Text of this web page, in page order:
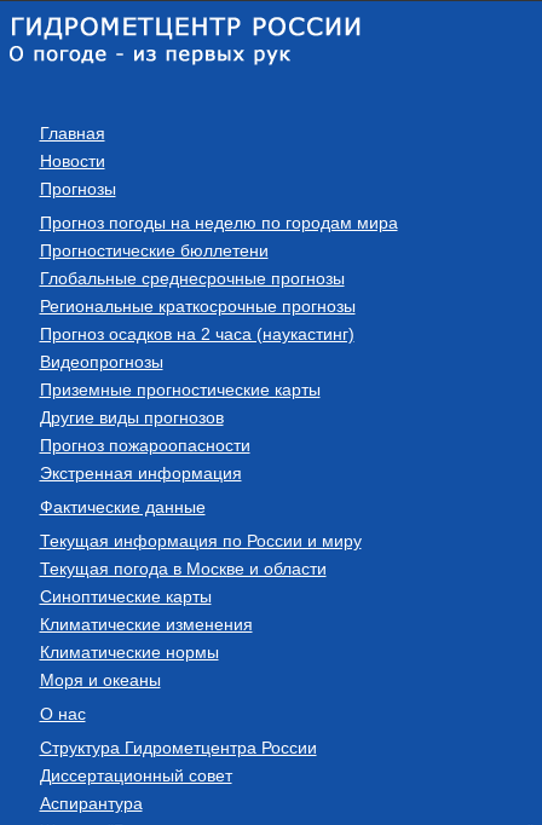
Главная
Новости
Прогнозы
Прогноз погоды на неделю по городам мира
Прогностические бюллетени
Глобальные среднесрочные прогнозы
Региональные краткосрочные прогнозы
Прогноз осадков на 2 часа (наукастинг)
Видеопрогнозы
Приземные прогностические карты
Другие виды прогнозов
Прогноз пожароопасности
Экстренная информация
Фактические данные
Текущая информация по России и миру
Текущая погода в Москве и области
Синоптические карты
Климатические изменения
Климатические нормы
Моря и океаны
О нас
Структура Гидрометцентра России
Диссертационный совет
Аспирантура